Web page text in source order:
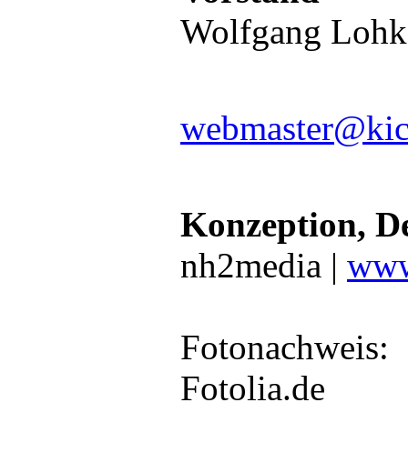
Wolfgang
Konzeption,
nh2media |
Fotonachweis:
Fotolia.de